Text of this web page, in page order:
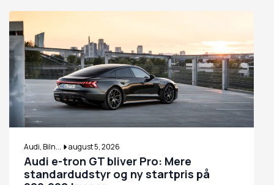
Audi, Biln... august 5, 2026
Audi e-tron GT bliver Pro: Mere
standardudstyr og ny startpris på